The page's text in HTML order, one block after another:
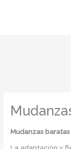
Mudanzas baratas
La adaptación y